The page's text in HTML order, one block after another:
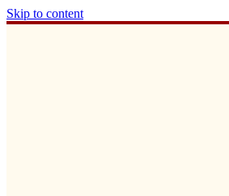
Skip to content